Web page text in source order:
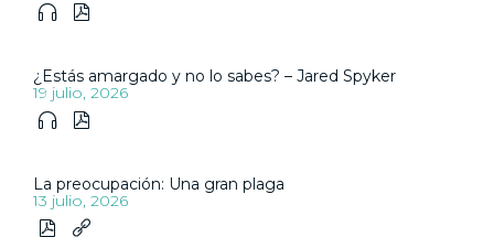
 
¿Estás amargado y no lo sabes? – Jared Spyker
19 julio, 2026
 
La preocupación: Una gran plaga
13 julio, 2026
 